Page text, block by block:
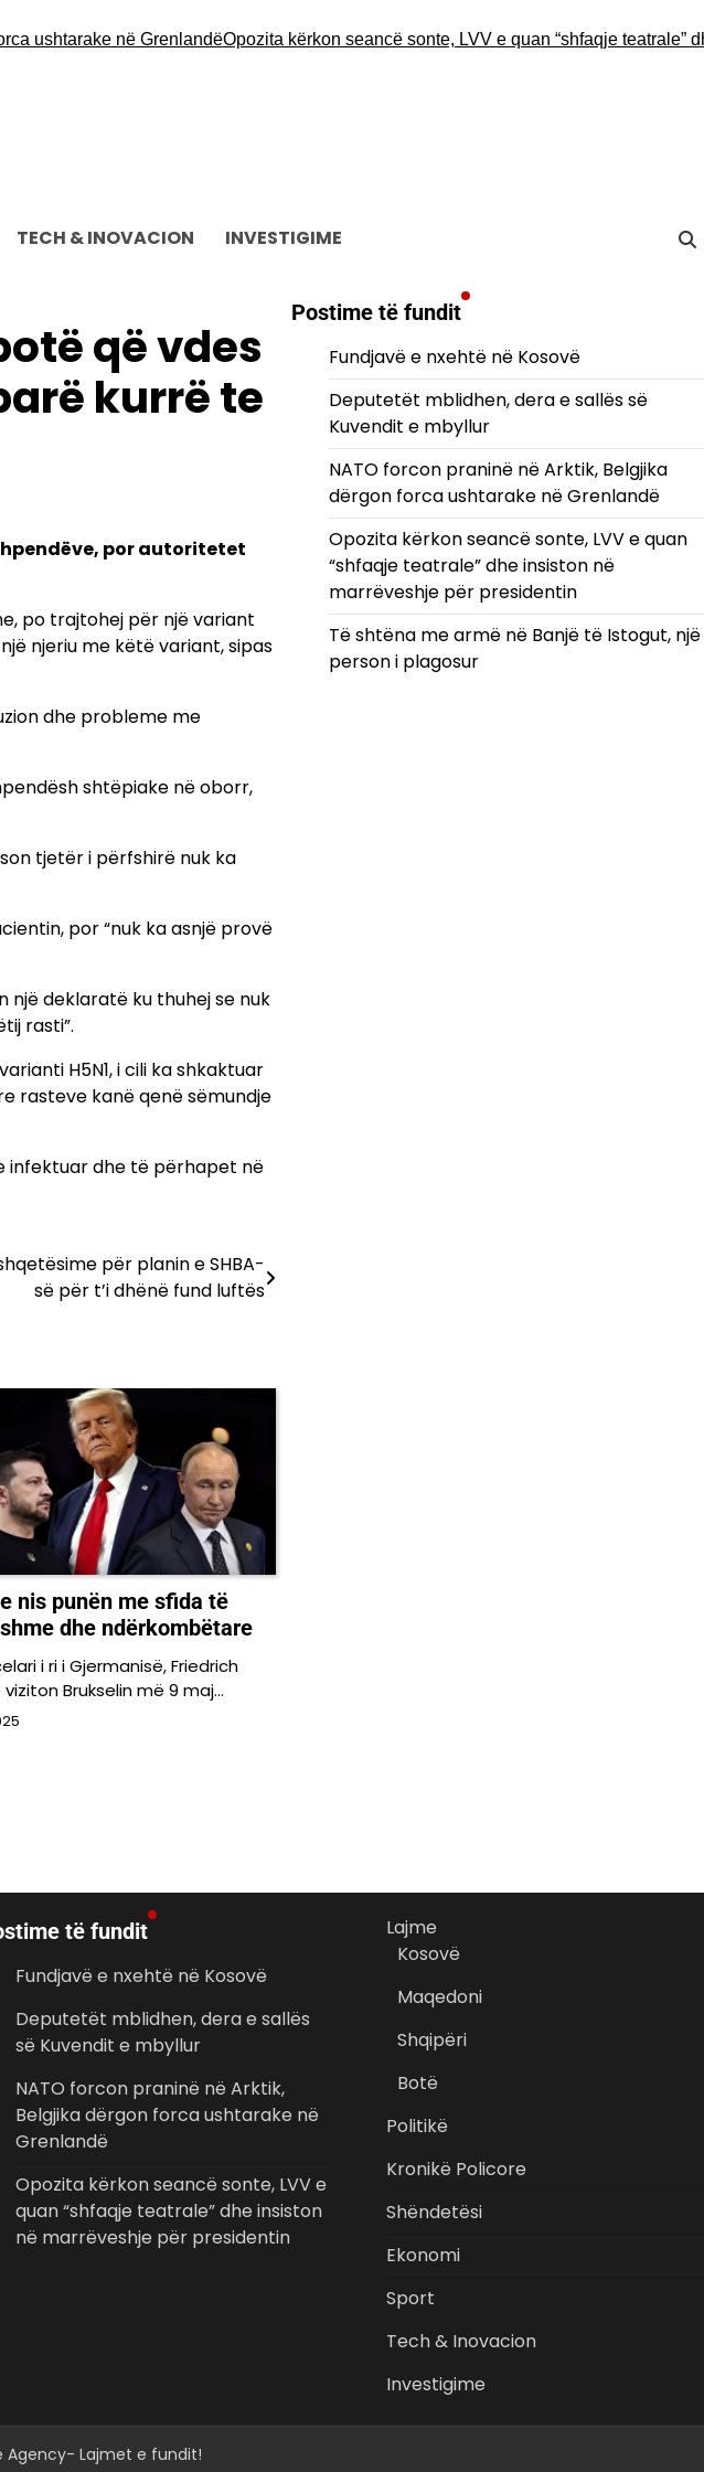
ushtarake në GrenlandëOpozita kërkon seancë sonte, LVV e quan “shfaqje teatrale”
TECH & INOVACION INVESTIGIME
që vdes
kurrë te
por autoritetet
po trajtohej për një variant
njeriu me këtë variant, sipas
dhe probleme me
shtëpiake në oborr,
tjetër i përfshirë nuk ka
por “nuk ka asnjë provë
një deklaratë ku thuhej se nuk
rasti”.
H5N1, i cili ka shkaktuar
rasteve kanë qenë sëmundje
infektuar dhe të përhapet në
për planin e SHBA-
së për t’i dhënë fund luftës
nis punën me sfida të
dhe ndërkombëtare
i ri i Gjermanisë, Friedrich
viziton Brukselin më 9 maj…
Postime të fundit
Fundjavë e nxehtë në Kosovë
Deputetët mblidhen, dera e sallës së
Kuvendit e mbyllur
NATO forcon praninë në Arktik, Belgjika
dërgon forca ushtarake në Grenlandë
Opozita kërkon seancë sonte, LVV e quan
“shfaqje teatrale” dhe insiston në
marrëveshje për presidentin
Të shtëna me armë në Banjë të Istogut, një
person i plagosur
të fundit
Fundjavë e nxehtë në Kosovë
Deputetët mblidhen, dera e sallës
së Kuvendit e mbyllur
NATO forcon praninë në Arktik,
Belgjika dërgon forca ushtarake në
Grenlandë
Opozita kërkon seancë sonte, LVV e
quan “shfaqje teatrale” dhe insiston
në marrëveshje për presidentin
Lajme
Kosovë
Maqedoni
Shqipëri
Botë
Politikë
Kronikë Policore
Shëndetësi
Ekonomi
Sport
Tech & Inovacion
Investigime